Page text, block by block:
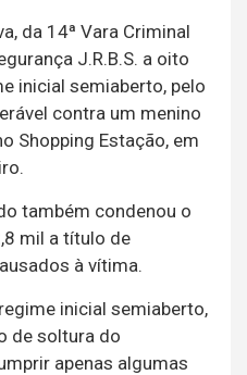
da 14ª Vara Criminal
J.R.B.S. a oito
inicial semiaberto, pelo
contra um menino
Shopping Estação, em
também condenou o
mil a título de
à vítima.
inicial semiaberto,
de soltura do
apenas algumas